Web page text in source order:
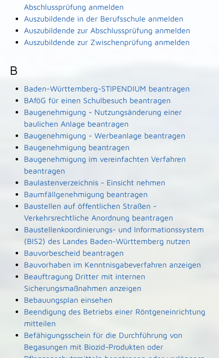
Abschlussprüfung anmelden
Auszubildende in der Berufsschule anmelden
Auszubildende zur Abschlussprüfung anmelden
Auszubildende zur Zwischenprüfung anmelden
B
Baden-Württemberg-STIPENDIUM beantragen
BAföG für einen Schulbesuch beantragen
Baugenehmigung - Nutzungsänderung einer
baulichen Anlage beantragen
Baugenehmigung - Werbeanlage beantragen
Baugenehmigung beantragen
Baugenehmigung im vereinfachten Verfahren
beantragen
Baulastenverzeichnis - Einsicht nehmen
Baumfällgenehmigung beantragen
Baustellen auf öffentlichen Straßen -
Verkehrsrechtliche Anordnung beantragen
Baustellenkoordinierungs- und Informationssystem
(BIS2) des Landes Baden-Württemberg nutzen
Bauvorbescheid beantragen
Bauvorhaben im Kenntnisgabeverfahren anzeigen
Beauftragung Dritter mit internen
Sicherungsmaßnahmen anzeigen
Bebauungsplan einsehen
Beendigung des Betriebs einer Röntgeneinrichtung
mitteilen
Befähigungsschein für die Durchführung von
Begasungen mit Biozid-Produkten oder